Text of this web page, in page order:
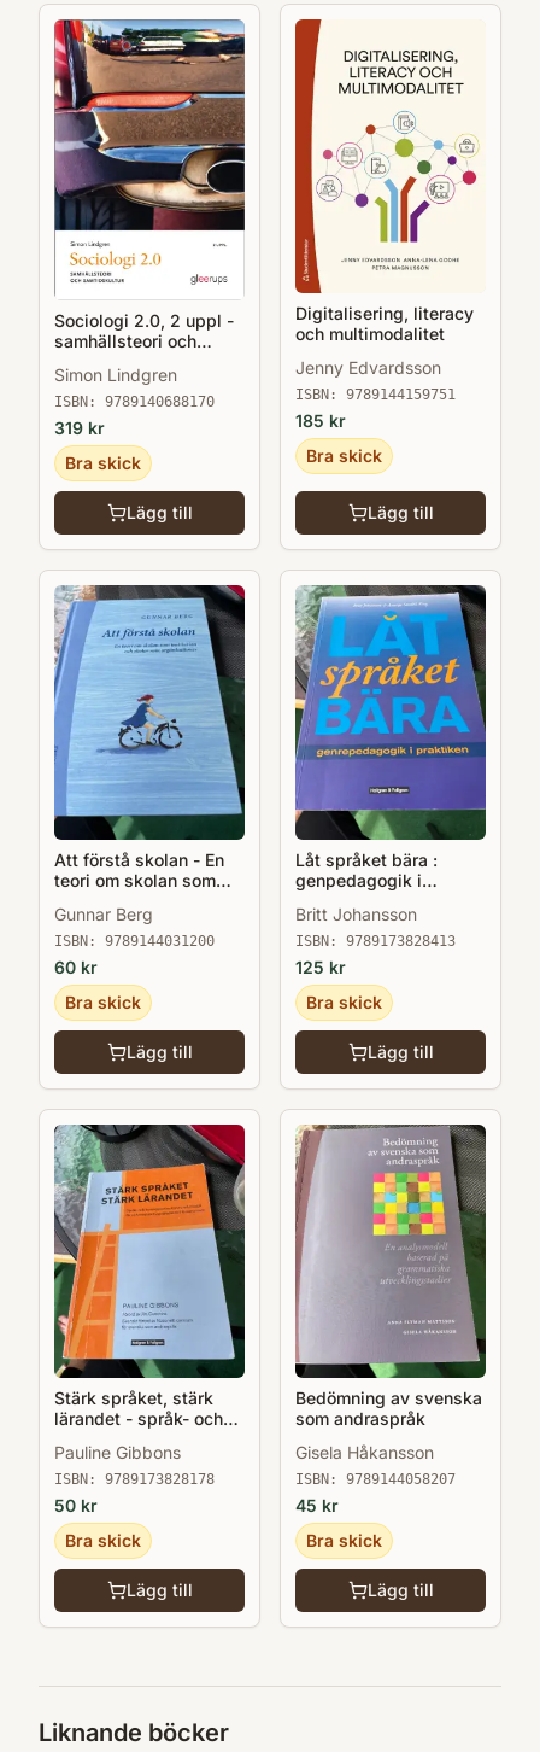
Sociologi 2.0, 2 uppl -
samhällsteori och
Simon Lindgren
ISBN: 9789140688170
319 kr
Bra skick
Lägg till
Digitalisering, literacy
och multimodalitet
Jenny Edvardsson
ISBN: 9789144159751
185 kr
Bra skick
Lägg till
Att förstå skolan - En
teori om skolan som
organisationer
Gunnar Berg
ISBN: 9789144031200
60 kr
Bra skick
Lägg till
Låt språket bära :
genpedagogik i
Britt Johansson
ISBN: 9789173828413
125 kr
Bra skick
Lägg till
Stärk språket, stärk
lärandet - språk- och
arbetssätt för och med
andraspråkselever i
klassrummet
Pauline Gibbons
ISBN: 9789173828178
50 kr
Bra skick
Lägg till
Bedömning av svenska
som andraspråk
Gisela Håkansson
ISBN: 9789144058207
45 kr
Bra skick
Lägg till
Liknande böcker